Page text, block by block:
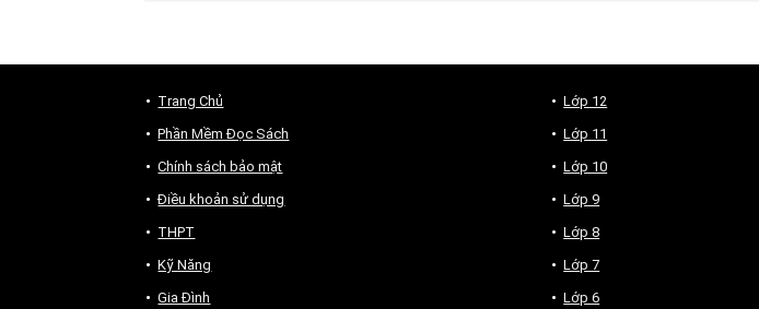
Trang Chủ
Phần Mềm Đọc Sách
Chính sách bảo mật
Điều khoản sử dụng
THPT
Kỹ Năng
Gia Đình
Lớp 12
Lớp 11
Lớp 10
Lớp 9
Lớp 8
Lớp 7
Lớp 6